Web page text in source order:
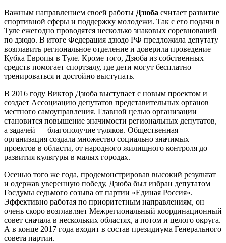
Важным направлением своей работы Дзюба считает развитие
спортивной сферы и поддержку молодежи. Так с его подачи в
Туле ежегодно проводятся несколько знаковых соревнований
по дзюдо. В итоге Федерация дзюдо РФ предложила депутату
возглавить региональное отделение и доверила проведение
Кубка Европы в Туле. Кроме того, Дзюба из собственных
средств помогает спортзалу, где дети могут бесплатно
тренироваться и достойно выступать.
В 2016 году Виктор Дзюба выступает с новым проектом и
создает Ассоциацию депутатов представительных органов
местного самоуправления. Главной целью организации
становится повышение значимости региональных депутатов,
а задачей — благополучие туляков. Общественная
организация создала множество социально значимых
проектов в области, от народного жилищного контроля до
развития культуры в малых городах.
Осенью того же года, продемонстрировав высокий результат
и одержав уверенную победу, Дзюба был избран депутатом
Госдумы седьмого созыва от партии «Единая Россия».
Эффективно работая по приоритетным направлениям, он
очень скоро возглавляет Межрегиональный координационный
совет сначала в нескольких областях, а потом и целого округа.
А в конце 2017 года входит в состав президиума Генерального
совета партии.